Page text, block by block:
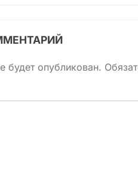
будет опубликован.